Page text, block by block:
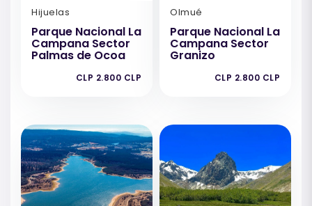
Hijuelas
Parque Nacional La
Campana Sector
Palmas de Ocoa
CLP 2.800 CLP
Olmué
Parque Nacional La
Campana Sector
Granizo
CLP 2.800 CLP